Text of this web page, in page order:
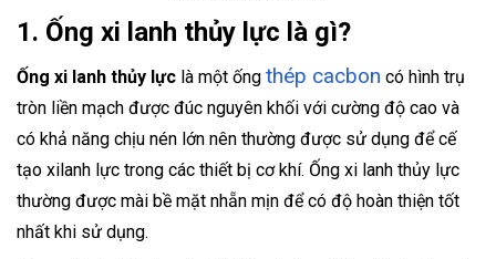
1. Ống xi lanh thủy lực là gì?
Ống xi lanh thủy lực là một ống thép cacbon có hình trụ
tròn liền mạch được đúc nguyên khối với cường độ cao và
có khả năng chịu nén lớn nên thường được sử dụng để cế
tạo xilanh lực trong các thiết bị cơ khí. Ống xi lanh thủy lực
thường được mài bề mặt nhẵn mịn để có độ hoàn thiện tốt
nhất khi sử dụng.